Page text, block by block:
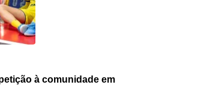
à comunidade em